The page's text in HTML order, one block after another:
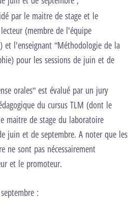
par le maitre de stage et le
(membre de l'équipe
et l'enseignant "Méthodologie de la
pour les sessions de juin et de
orales" est évalué par un jury
du cursus TLM (dont le
maitre de stage du laboratoire
juin et de septembre. A noter que les
ne sont pas nécessairement
et le promoteur.
: